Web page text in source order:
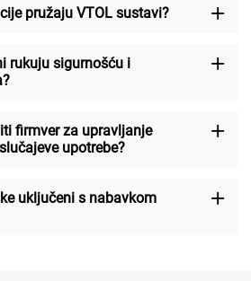
pružaju VTOL sustavi?
rukuju sigurnošću i
firmver za upravljanje
upotrebe?
uključeni s nabavkom